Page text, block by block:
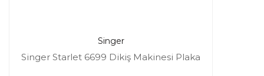
Singer
Singer Starlet 6699 Dikiş Makinesi Plaka